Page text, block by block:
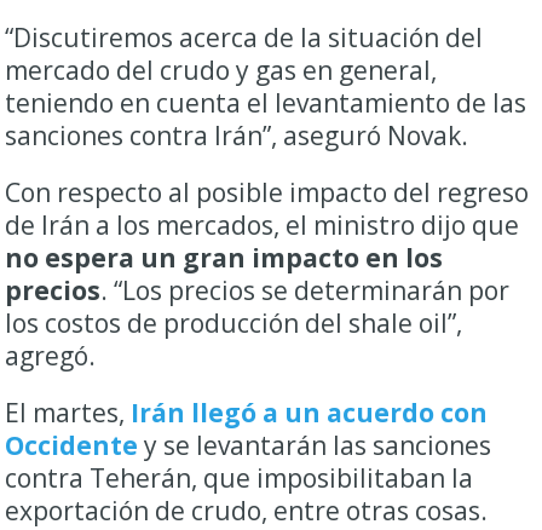
“Discutiremos acerca de la situación del
mercado del crudo y gas en general,
teniendo en cuenta el levantamiento de las
sanciones contra Irán”, aseguró Novak.
Con respecto al posible impacto del regreso
de Irán a los mercados, el ministro dijo que
no espera un gran impacto en los
precios. “Los precios se determinarán por
los costos de producción del shale oil”,
agregó.
El martes, Irán llegó a un acuerdo con
Occidentey se levantarán las sanciones
contra Teherán, que imposibilitaban la
exportación de crudo, entre otras cosas.